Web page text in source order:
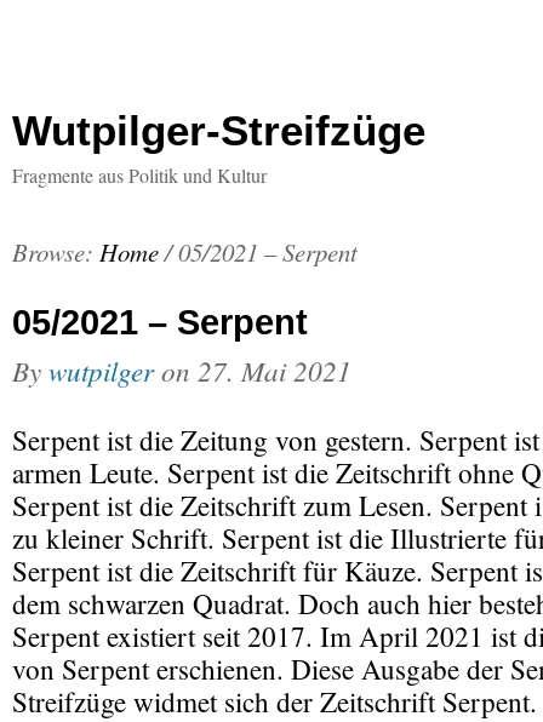
Wutpilger-Streifzüge
Fragmente aus Politik und Kultur
Browse: Home/05/2021 – Serpent
05/2021 – Serpent
Bywutpilgeron 27. Mai 2021
Serpent ist die Zeitung von gestern. Serpent
armen Leute. Serpent ist die Zeitschrift ohne
Serpent ist die Zeitschrift zum Lesen. Serpent
zu kleiner Schrift. Serpent ist die Illustrierte
Serpent ist die Zeitschrift für Käuze. Serpent
dem schwarzen Quadrat. Doch auch hier
Serpent existiert seit 2017. Im April 2021 ist
von Serpent erschienen. Diese Ausgabe der
Streifzüge widmet sich der Zeitschrift Serpent.